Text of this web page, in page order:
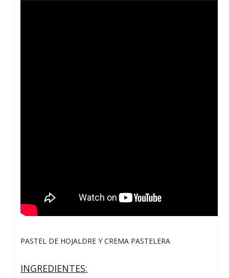
PASTEL DE HOJALDRE Y CREMA PASTELERA
INGREDIENTES: